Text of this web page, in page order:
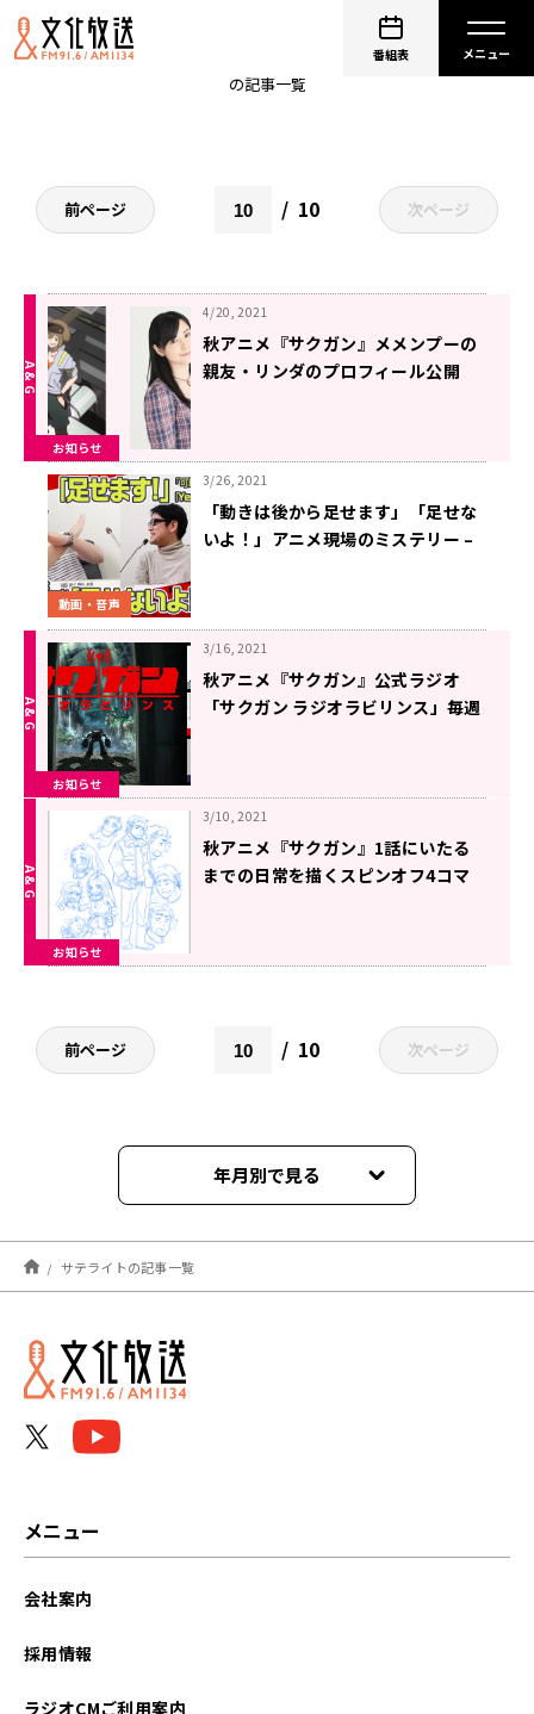
番組表
の記事一覧
前ページ 10 次ページ
お知らせ
4/20, 2021
秋アニメ『サクガン』メメンプーの
親友・リンダのプロフィール公開
動画・音声
3/26, 2021
「動きは後から足せます」「足せな
いよ！」アニメ現場のミステリー –
お知らせ
3/16, 2021
秋アニメ『サクガン』公式ラジオ
「サクガン ラジオラビリンス」毎週
お知らせ
3/10, 2021
秋アニメ『サクガン』1話にいたる
までの日常を描くスピンオフ4コマ
前ページ 10 次ページ
年月別で見る
2024年12月
2022年03月
2022年02月
サテライトの記事一覧
メニュー
会社案内
採用情報
ラジオCMご利用案内